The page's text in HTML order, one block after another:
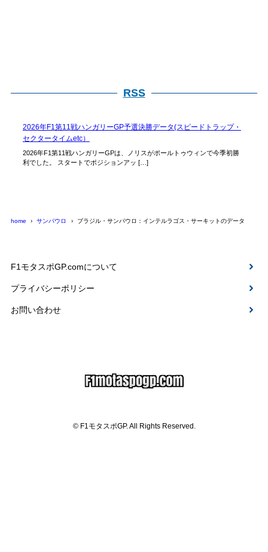
RSS
2026年F1第11戦ハンガリーGP予選決勝データ(スピードトラップ・
セクタータイムetc）
2026年F1第11戦ハンガリーGPは、ノリスがポールトゥウィンで今季初勝
利でした。 スタートでポジションアッ […]
home サンパウロ ブラジル・サンパウロ：インテルラゴス・サーキットのデータ
F1モタスポGP.comについて
プライバシーポリシー
お問い合わせ
© F1モタスポGP. All Rights Reserved.